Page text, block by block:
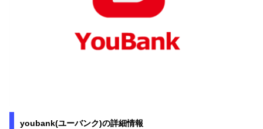
youbank(ユーバンク)の詳細情報